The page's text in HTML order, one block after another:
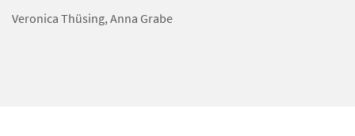
Veronica Thüsing, Anna Grabe